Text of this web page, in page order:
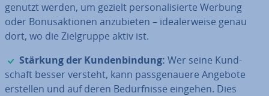
genutzt werden, um gezielt per­so­na­li­sier­te Werbung
oder Bo­nus­ak­tio­nen an­zu­bie­ten – idea­ler­wei­se genau
dort, wo die Ziel­grup­pe aktiv ist.
✓
Stärkung der Kun­den­bin­dung: Wer seine Kund­
schaft besser versteht, kann pass­ge­naue­re Angebote
erstellen und auf deren Be­dürf­nis­se eingehen. Dies